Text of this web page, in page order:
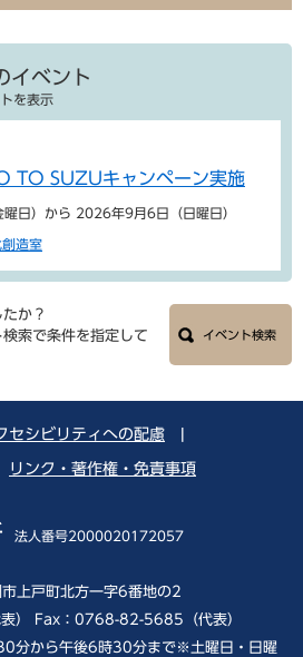
イベント
を表示
TO SUZUキャンペーン実施
日）から 2026年9月6日（日曜日）
造室
か？
索で条件を指定して
イベント検索
セシビリティへの配慮
リンク・著作権・免責事項
法人番号2000020172057
上戸町北方一字6番地の2
） Fax：0768-82-5685（代表）
分から午後6時30分まで※土曜日・日曜